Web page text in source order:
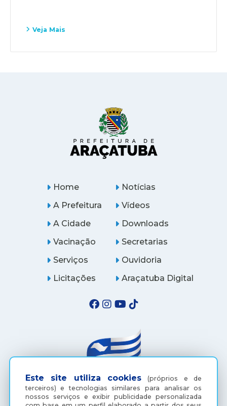
Veja Mais
Este site utiliza cookies (próprios e de
terceiros) e tecnologias similares para analisar os
nossos serviços e exibir publicidade personalizada
Home
A Prefeitura
A Cidade
Notícias
Vídeos
Downloads
Vacinação
Serviços
Licitações
Secretarias
Ouvidoria
Araçatuba Digital